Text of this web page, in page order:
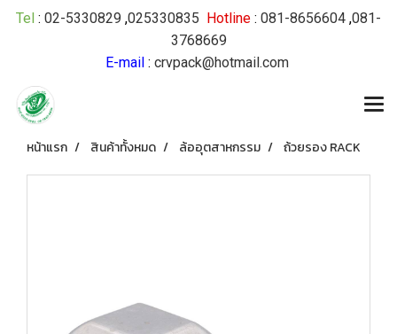
Tel : 02-5330829 ,025330835 Hotline : 081-8656604 ,081-
3768669
E-mail: crvpack@hotmail.com
หน้าแรก สินค้าทั้งหมด ล้ออุตสาหกรรม ถ้วยรอง RACK